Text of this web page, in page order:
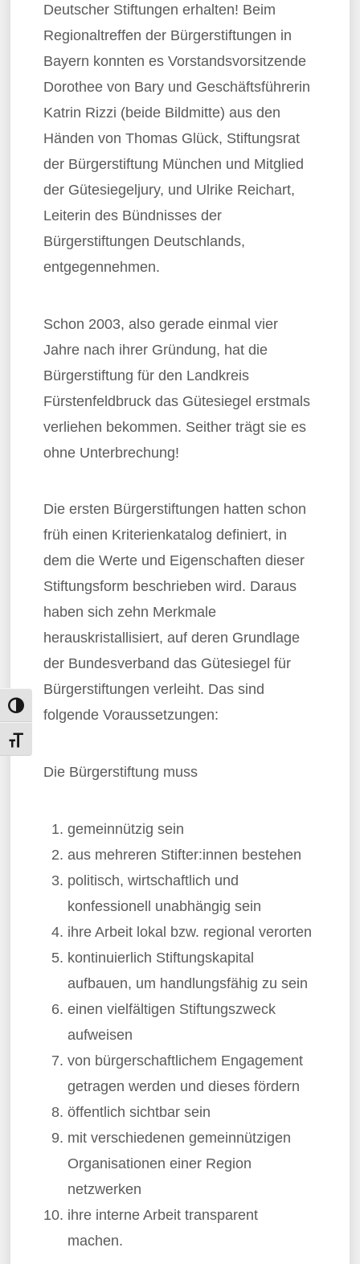
Umschalten auf hohe Kontraste
Schrift vergrößern
Deutscher Stiftungen erhalten! Beim
Regionaltreffen der Bürgerstiftungen in
Bayern konnten es Vorstandsvorsitzende
Dorothee von Bary und Geschäftsführerin
Katrin Rizzi (beide Bildmitte) aus den
Händen von Thomas Glück, Stiftungsrat
der Bürgerstiftung München und Mitglied
der Gütesiegeljury, und Ulrike Reichart,
Leiterin des Bündnisses der
Bürgerstiftungen Deutschlands,
entgegennehmen.
Schon 2003, also gerade einmal vier
Jahre nach ihrer Gründung, hat die
Bürgerstiftung für den Landkreis
Fürstenfeldbruck das Gütesiegel erstmals
verliehen bekommen. Seither trägt sie es
ohne Unterbrechung!
Die ersten Bürgerstiftungen hatten schon
früh einen Kriterienkatalog definiert, in
dem die Werte und Eigenschaften dieser
Stiftungsform beschrieben wird. Daraus
haben sich zehn Merkmale
herauskristallisiert, auf deren Grundlage
der Bundesverband das Gütesiegel für
Bürgerstiftungen verleiht. Das sind
folgende Voraussetzungen:
Die Bürgerstiftung muss
gemeinnützig sein
aus mehreren Stifter:innen bestehen
politisch, wirtschaftlich und
konfessionell unabhängig sein
ihre Arbeit lokal bzw. regional verorten
kontinuierlich Stiftungskapital
aufbauen, um handlungsfähig zu sein
einen vielfältigen Stiftungszweck
aufweisen
von bürgerschaftlichem Engagement
getragen werden und dieses fördern
öffentlich sichtbar sein
mit verschiedenen gemeinnützigen
Organisationen einer Region
netzwerken
ihre interne Arbeit transparent
machen.